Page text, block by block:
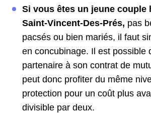
Si vous êtes un jeune couple
Saint-Vincent-Des-Prés, pas
pacsés ou bien mariés, il faut
en concubinage. Il est possible
partenaire à son contrat de
peut donc profiter du même
protection pour un coût plus
divisible par deux.